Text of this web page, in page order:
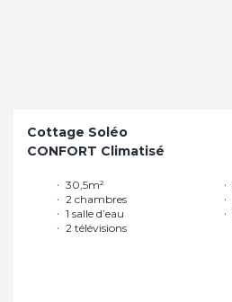
Cottage Soléo
CONFORT Climatisé
30,5m²
2 chambres
1 salle d’eau
2 télévisions